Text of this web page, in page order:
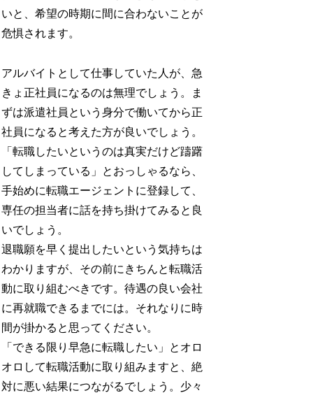
いと、希望の時期に間に合わないことが
危惧されます。
アルバイトとして仕事していた人が、急
きょ正社員になるのは無理でしょう。ま
ずは派遣社員という身分で働いてから正
社員になると考えた方が良いでしょう。
「転職したいというのは真実だけど躊躇
してしまっている」とおっしゃるなら、
手始めに転職エージェントに登録して、
専任の担当者に話を持ち掛けてみると良
いでしょう。
退職願を早く提出したいという気持ちは
わかりますが、その前にきちんと転職活
動に取り組むべきです。待遇の良い会社
に再就職できるまでには。それなりに時
間が掛かると思ってください。
「できる限り早急に転職したい」とオロ
オロして転職活動に取り組みますと、絶
対に悪い結果につながるでしょう。少々